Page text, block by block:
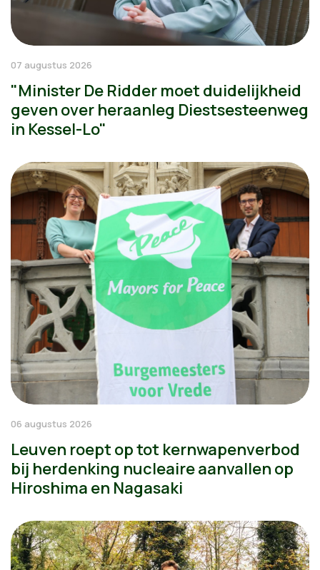
07 augustus 2026
"Minister De Ridder moet duidelijkheid
geven over heraanleg Diestsesteenweg
in Kessel-Lo"
06 augustus 2026
Leuven roept op tot kernwapenverbod
bij herdenking nucleaire aanvallen op
Hiroshima en Nagasaki